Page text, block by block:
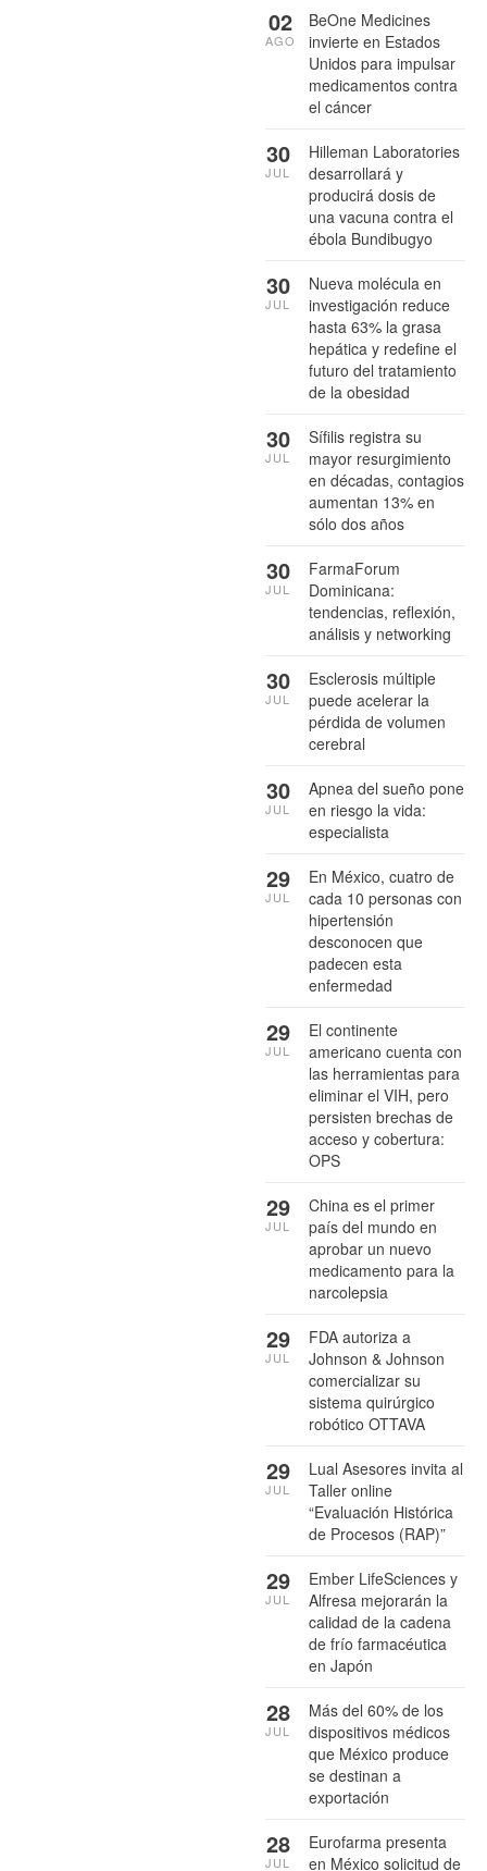
BeOne Medicines
invierte en Estados
Unidos para impulsar
medicamentos contra
el cáncer
02
AGO
Hilleman Laboratories
desarrollará y
producirá dosis de
una vacuna contra el
ébola Bundibugyo
30
JUL
Nueva molécula en
investigación reduce
hasta 63% la grasa
hepática y redefine el
futuro del tratamiento
de la obesidad
30
JUL
Sífilis registra su
mayor resurgimiento
en décadas, contagios
aumentan 13% en
sólo dos años
30
JUL
FarmaForum
Dominicana:
tendencias, reflexión,
análisis y networking
30
JUL
Esclerosis múltiple
puede acelerar la
pérdida de volumen
cerebral
30
JUL
Apnea del sueño pone
en riesgo la vida:
especialista
30
JUL
En México, cuatro de
cada 10 personas con
hipertensión
desconocen que
padecen esta
enfermedad
29
JUL
El continente
americano cuenta con
las herramientas para
eliminar el VIH, pero
persisten brechas de
acceso y cobertura:
OPS
29
JUL
China es el primer
país del mundo en
aprobar un nuevo
medicamento para la
narcolepsia
29
JUL
FDA autoriza a
Johnson & Johnson
comercializar su
sistema quirúrgico
robótico OTTAVA
29
JUL
Lual Asesores invita al
Taller online
“Evaluación Histórica
de Procesos (RAP)”
29
JUL
Ember LifeSciences y
Alfresa mejorarán la
calidad de la cadena
de frío farmacéutica
en Japón
29
JUL
Más del 60% de los
dispositivos médicos
que México produce
se destinan a
exportación
28
JUL
Eurofarma presenta
en México solicitud de
28
JUL